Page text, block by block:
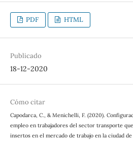
PDF HTML
Publicado
18-12-2020
Cómo citar
Capodarca, C., & Menichelli, F. (2020).
empleo en trabajadores del sector transporte
insertos en el mercado de trabajo en la ciudad de